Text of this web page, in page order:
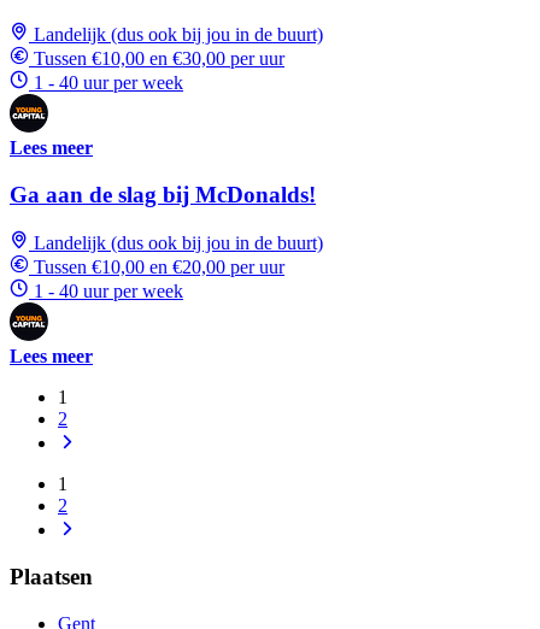
Landelijk (dus ook bij jou in de buurt)
Tussen €10,00 en €30,00 per uur
1 - 40 uur per week
Lees meer
Ga aan de slag bij McDonalds!
Landelijk (dus ook bij jou in de buurt)
Tussen €10,00 en €20,00 per uur
1 - 40 uur per week
Lees meer
1
2
1
2
Plaatsen
Gent